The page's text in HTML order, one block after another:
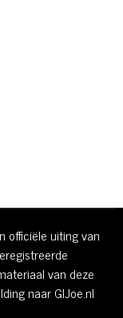
officiële uiting van
van deze
naar GIJoe.nl